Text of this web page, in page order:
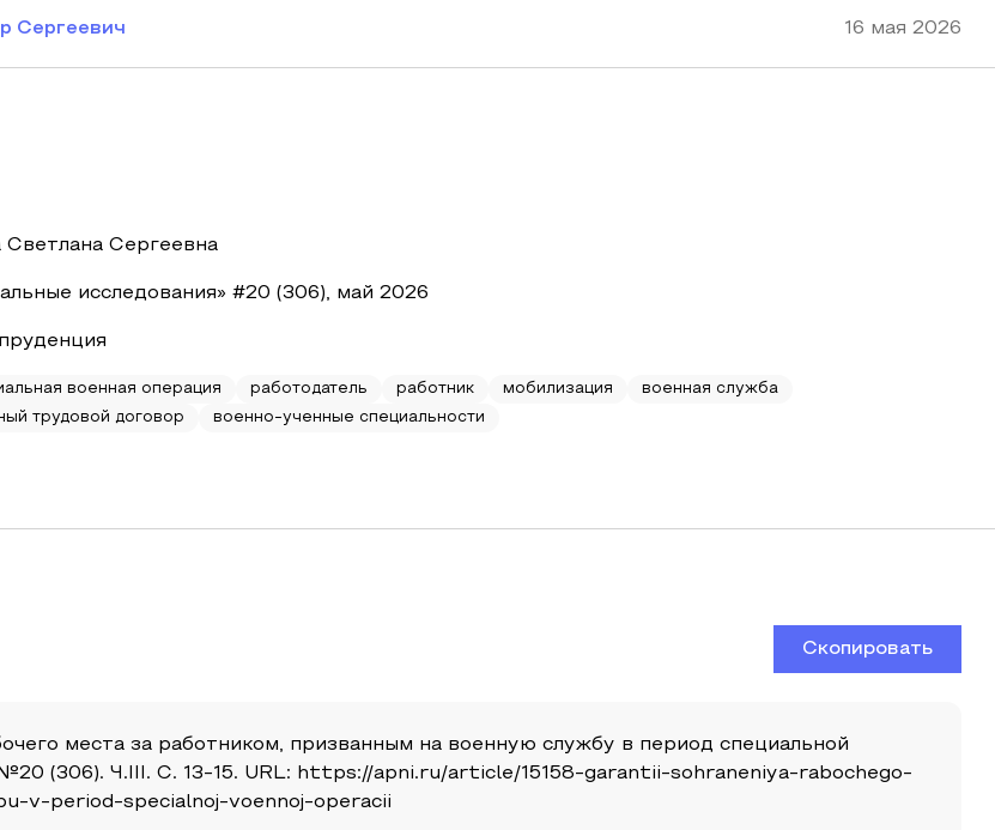
Сергеевич 16 мая 2026
Светлана Сергеевна
исследования» #20 (306), май 2026
военная операция работодатель работник мобилизация
военная служба
трудовой договор
военно-ученные специальности
Скопировать
места за работником, призванным на военную службу в период специальной
(306). Ч.III. С. 13-15. URL: https://apni.ru/article/15158-garantii-sohraneniya-rabochego-
v-period-specialnoj-voennoj-operacii